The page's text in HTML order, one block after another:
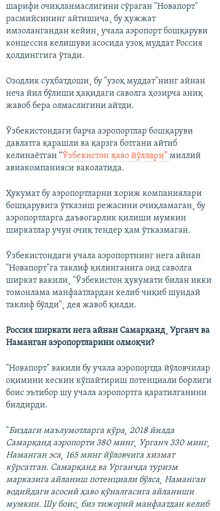
шарифи очиқланмаслигини сўраган "Новапорт"
расмийсининг айтишича¸ бу ҳужжат
имзолангандан кейин¸ учала аэропорт бошқаруви
концессия келишуви асосида узоқ муддат Россия
ҳолдинггига ўтади.
Озодлик суҳбатдоши¸ бу "узоқ муддат"нинг айнан
неча йил бўлиши ҳақидаги саволга ҳозирча аниқ
жавоб бера олмаслигини айтди.
Ўзбекистондаги барча аэропортлар бошқаруви
давлатга қарашли ва қарзга ботгани айтиб
келинаëтган “Ўзбекистон ҳаво йўллари” миллий
авиакомпанияси ваколатида.
Ҳукумат бу аэропортларни хориж компаниялари
бошқарувига ўтказиш режасини очиқламаган¸ бу
аэропортларга даъвогарлик қилиши мумкин
ширкатлар учун очиқ тендер ҳам ўтказмаган.
Ўзбекистондаги учала аэропортнинг нега айнан
"Новапорт"га таклиф қилинганига оид саволга
ширкат вакили¸ "Ўзбекистон ҳукумати билан икки
томонлама манфаатлардан келиб чиқиб шундай
таклиф бўлди"¸ дея жавоб қилди.
Россия ширкати нега айнан Самарқанд¸ Урганч ва
Наманган аэропортларини олмоқчи?
"Новапорт" вакили бу учала аэропортда йўловчилар
оқимини кескин кўпайтириш потенциали борлиги
боис эътибор шу учала аэропортга қаратилганини
билдирди.
"Биздаги маълумотларга кўра¸ 2018 йилда
Самарқанд аэропорти 380 минг¸ Урганч 330 минг¸
Наманган эса¸ 165 минг йўловчига хизмат
кўрсатган. Самарқанд ва Урганчда туризм
марказига айланиш потенциали бўлса¸ Наманган
водийдаги асосий ҳаво қўналғасига айланиши
мумкин. Шу боис¸ биз тижорий манфаатдан келиб